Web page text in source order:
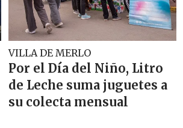
VILLA DE MERLO
Por el Día del Niño, Litro
de Leche suma juguetes a
su colecta mensual